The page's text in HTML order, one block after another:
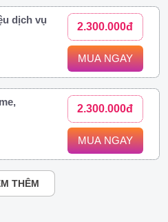
dịch vụ
2.300.000đ
MUA NGAY
2.300.000đ
MUA NGAY
THÊM